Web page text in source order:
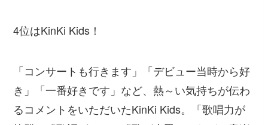
4位はKinKi Kids！
「コンサートも行きます」「デビュー当時から好
き」「一番好きです」など、熱～い気持ちが伝わ
るコメントをいただいたKinKi Kids。「歌唱力が